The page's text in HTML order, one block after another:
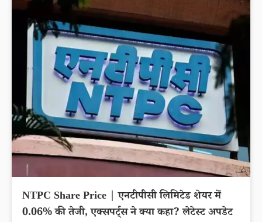
NTPC Share Price | एनटीपीसी लिमिटेड शेयर में
0.06% की तेजी, एक्सपर्ट्स ने क्या कहा? लेटेस्ट अपडेट